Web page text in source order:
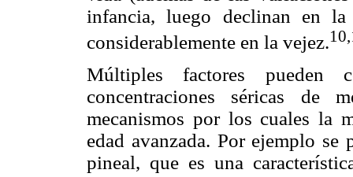
infancia, luego declinan en
considerablemente en la vejez.
Múltiples factores
concentraciones séricas de
mecanismos por los cuales la
edad avanzada. Por ejemplo
pineal, que es una